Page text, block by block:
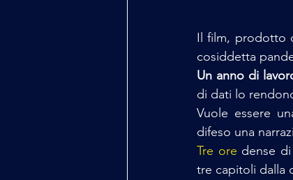
Il film, prodotto
cosiddetta
Un anno di
di dati lo
Vuole essere
difeso una
Tre ore dense
tre capitoli dalla